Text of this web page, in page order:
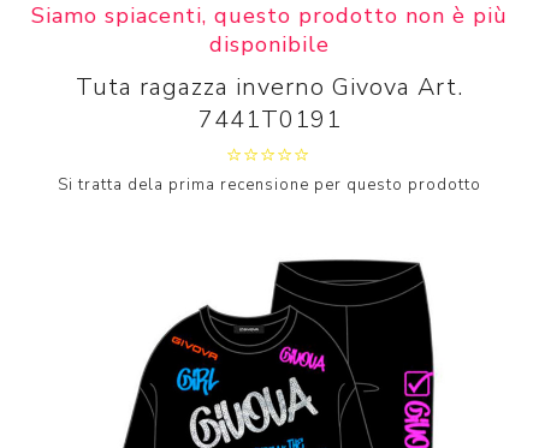
Siamo spiacenti, questo prodotto non è più
disponibile
Tuta ragazza inverno Givova Art.
7441T0191
Si tratta dela prima recensione per questo prodotto